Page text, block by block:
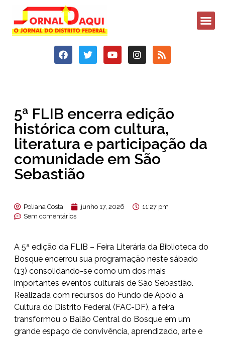
5ª FLIB encerra edição
histórica com cultura,
literatura e participação da
comunidade em São
Sebastião
Poliana Costa junho 17, 2026
11:27 pm
Sem comentários
A 5ª edição da FLIB – Feira Literária da Biblioteca do
Bosque encerrou sua programação neste sábado
(13) consolidando-se como um dos mais
importantes eventos culturais de São Sebastião.
Realizada com recursos do Fundo de Apoio à
Cultura do Distrito Federal (FAC-DF), a feira
transformou o Balão Central do Bosque em um
grande espaço de convivência, aprendizado, arte e